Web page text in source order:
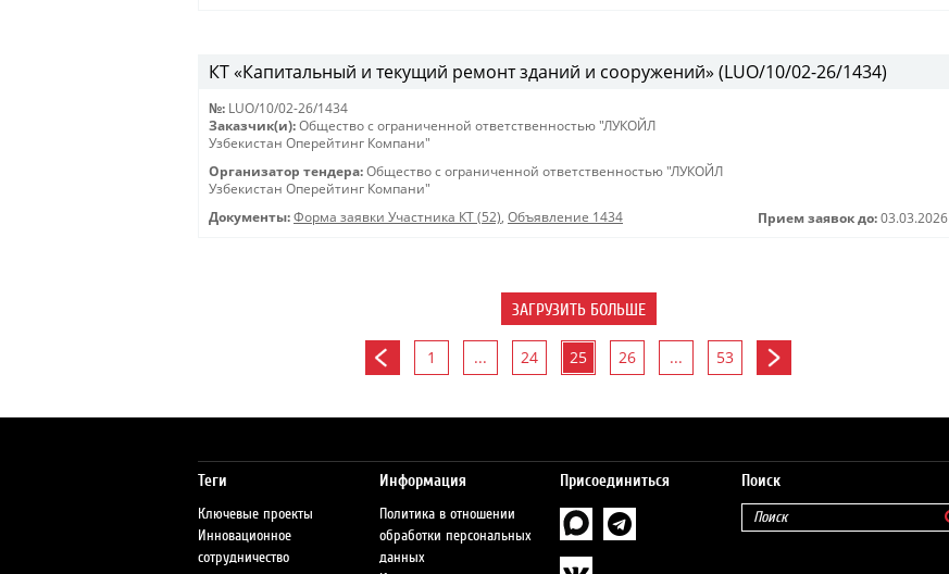
КТ «Капитальный и текущий ремонт зданий и сооружений» (LUO/10/02-26/1434)
№: LUO/10/02-26/1434
Заказчик(и): Общество с ограниченной ответственностью "ЛУКОЙЛ
Узбекистан Оперейтинг Компани"
Организатор тендера: Общество с ограниченной ответственностью "ЛУКОЙЛ
Узбекистан Оперейтинг Компани"
Документы: Форма заявки Участника КТ (52), Объявление 1434 Прием заявок до: 03.03.2026
ЗАГРУЗИТЬ БОЛЬШЕ
1 ... 24 25 26 ... 53
Теги
Ключевые проекты
Инновационное
сотрудничество
Информация
Политика в отношении
обработки персональных
данных
Присоединиться Поиск